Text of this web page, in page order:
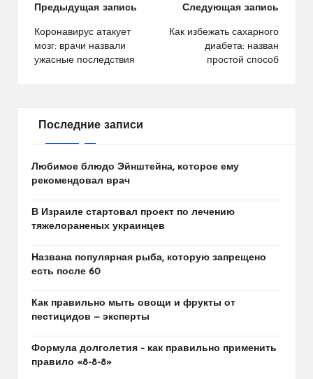
Навигация
по
записям
Предыдущая запись
Коронавирус атакует
мозг: врачи назвали
ужасные последствия
Следующая запись
Как избежать сахарного
диабета: назван
простой способ
Последние записи
Любимое блюдо Эйнштейна, которое ему
рекомендовал врач
В Израиле стартовал проект по лечению
тяжелораненых украинцев
Названа популярная рыба, которую запрещено
есть после 60
Как правильно мыть овощи и фрукты от
пестицидов — эксперты
Формула долголетия – как правильно применить
правило «8-8-8»